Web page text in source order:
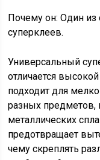
Почему он: Один
суперклеев.
Универсальный
отличается
подходит для
разных
металлических
предотвращает
чему скреплять